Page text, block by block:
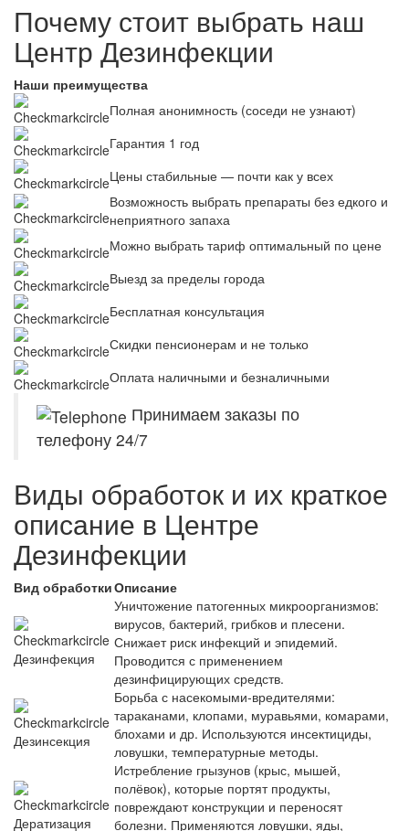
Почему стоит выбрать наш
Центр Дезинфекции
Наши преимущества
Полная анонимность (соседи не узнают)
Гарантия 1 год
Цены стабильные — почти как у всех
Возможность выбрать препараты без едкого и
неприятного запаха
Можно выбрать тариф оптимальный по цене
Выезд за пределы города
Бесплатная консультация
Скидки пенсионерам и не только
Оплата наличными и безналичными
Принимаем заказы по
телефону 24/7
Виды обработок и их краткое
описание в Центре
Дезинфекции
Вид обработкиОписание
Дезинфекция
Уничтожение патогенных микроорганизмов:
вирусов, бактерий, грибков и плесени.
Снижает риск инфекций и эпидемий.
Проводится с применением
дезинфицирующих средств.
Дезинсекция
Борьба с насекомыми‑вредителями:
тараканами, клопами, муравьями, комарами,
блохами и др. Используются инсектициды,
ловушки, температурные методы.
Дератизация
Истребление грызунов (крыс, мышей,
полёвок), которые портят продукты,
повреждают конструкции и переносят
болезни. Применяются ловушки, яды,